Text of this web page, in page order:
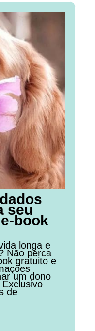
seu
book
longa e
Não perca
gratuito e
um dono
de